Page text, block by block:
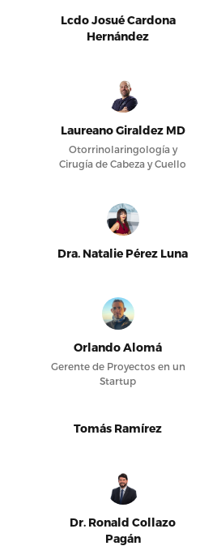
Lcdo Josué Cardona
Hernández
Laureano Giraldez MD
Otorrinolaringología y
Cirugía de Cabeza y Cuello
Dra. Natalie Pérez Luna
Orlando Alomá
Gerente de Proyectos en un
Startup
Tomás Ramírez
Dr. Ronald Collazo
Pagán